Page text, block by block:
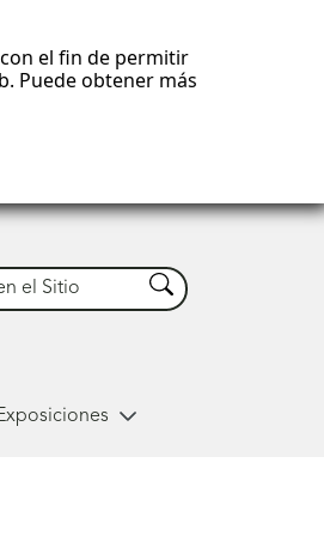
el fin de permitir
Puede obtener más
Buscar